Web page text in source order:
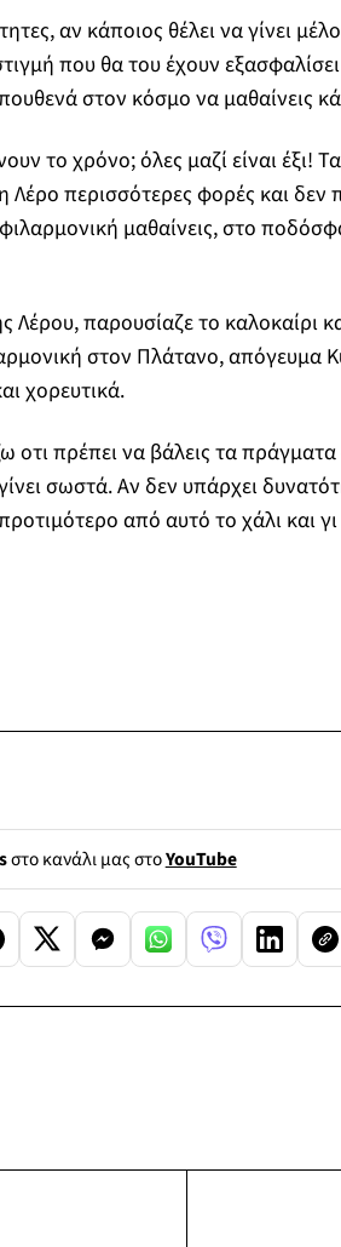
αν κάποιος θέλει να γίνει
που θα του έχουν
στον κόσμο να μαθαίνεις
το χρόνο; όλες μαζί είναι έξι!
περισσότερες φορές και δεν
μαθαίνεις, στο
Λέρου, παρουσίαζε το καλοκαίρι
στον Πλάτανο, απόγευμα
χορευτικά.
οτι πρέπει να βάλεις τα
σωστά. Αν δεν υπάρχει
από αυτό το χάλι και
στο κανάλι μας στοYouTube